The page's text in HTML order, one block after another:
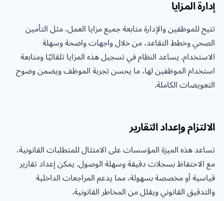
إدارة المزايا
تتيح للموظفين والإدارة متابعة جميع مزايا العمل، مثل التأمين
الصحي وخطط التقاعد، من خلال واجهات واضحة وسهلة
الاستخدام. يساعد النظام في تسجيل هذه المزايا تلقائيًا ومتابعة
استخدام الموظفين لها، ما يحسن تجربة الموظف ويضمن وضوح
التعويضات الكاملة.
الالتزام وإعداد التقارير
تساعد هذه الميزة المؤسسات على الامتثال للمتطلبات القانونية،
مع الاحتفاظ بسجلات دقيقة وسهلة الوصول. يمكن إعداد تقارير
قياسية أو مخصصة بسهولة، مما يدعم المراجعات الداخلية
والتدقيق القانوني ويقلل من المخاطر القانونية.